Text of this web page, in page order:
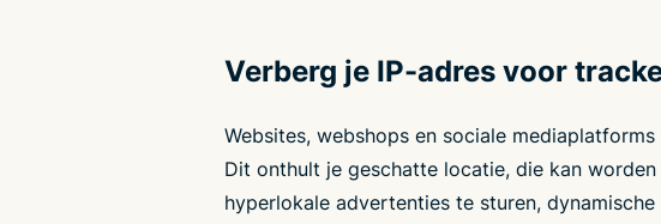
Verberg je IP-adres voor
Websites, webshops en sociale mediaplatforms
Dit onthult je geschatte locatie, die kan
hyperlokale advertenties te sturen,